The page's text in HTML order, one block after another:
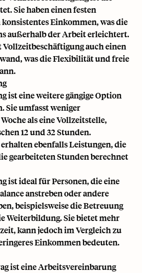
Sie haben einen festen
Einkommen, was die
außerhalb der Arbeit erleichtert.
auch einen
was die Flexibilität und freie
ist eine weitere gängige Option
Sie umfasst weniger
als eine Vollzeitstelle,
12 und 32 Stunden.
ebenfalls Leistungen, die
gearbeiteten Stunden berechnet
ist ideal für Personen, die eine
anstreben oder andere
beispielsweise die Betreuung
Weiterbildung. Sie bietet mehr
kann jedoch im Vergleich zu
Einkommen bedeuten.
ist eine Arbeitsvereinbarung